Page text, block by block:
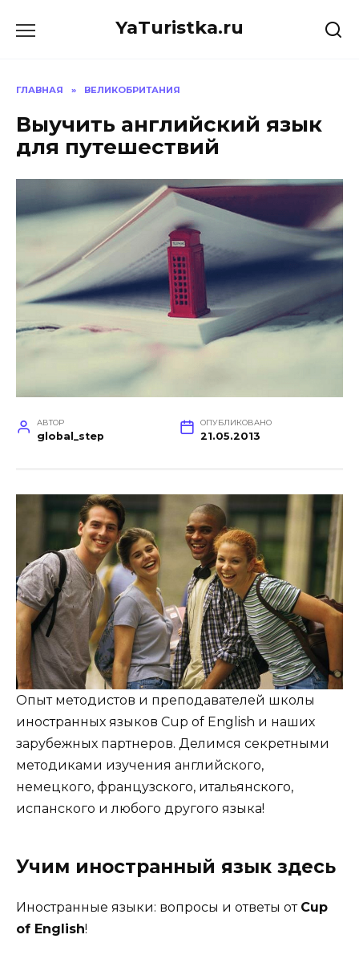
YaTuristka.ru
ГЛАВНАЯ » ВЕЛИКОБРИТАНИЯ
Выучить английский язык
для путешествий
АВТОР
global_step
ОПУБЛИКОВАНО
21.05.2013
Опыт методистов и преподавателей школы
иностранных языков Cup of English и наших
зарубежных партнеров. Делимся секретными
методиками изучения английского,
немецкого, французского, итальянского,
испанского и любого другого языка!
Учим иностранный язык здесь
Иностранные языки: вопросы и ответы от Cup
of English!